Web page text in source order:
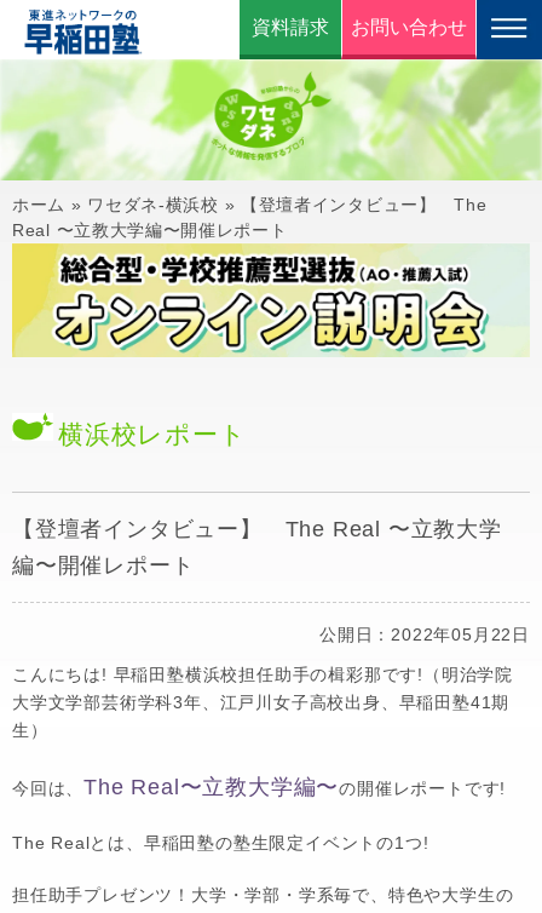
資料請求 お問い合わせ
ホーム » ワセダネ-横浜校 »
【登壇者インタビュー】 The
Real 〜立教大学編〜開催レポート
横浜校レポート
【登壇者インタビュー】 The Real 〜立教大学
編〜開催レポート
公開日：2022年05月22日
こんにちは! 早稲田塾横浜校担任助手の楫彩那です!（明治学院
大学文学部芸術学科3年、江戸川女子高校出身、早稲田塾41期
生）
今回は、The Real〜立教大学編〜の開催レポートです!
The Realとは、早稲田塾の塾生限定イベントの1つ!
担任助手プレゼンツ！大学・学部・学系毎で、特色や大学生の